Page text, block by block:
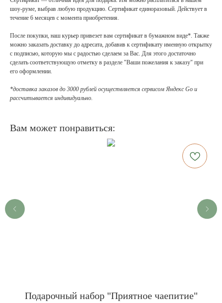
шоу-руме, выбрав любую продукцию. Сертификат единоразовый. Действует в
течение 6 месяцев с момента приобретения.
После покупки, наш курьер привезет вам сертификат в бумажном виде*. Также
можно заказать доставку до адресата, добавив к сертификату именную открытку
с подписью, которую мы с радостью сделаем за Вас. Для этого достаточно
сделать соответствующую отметку в разделе "Ваши пожелания к заказу" при
его оформлении.
*доставка заказов до 3000 рублей осуществляется сервисом Яндекс Go и
рассчитывается индивидуально.
Вам может понравиться:
Подарочный набор "Приятное чаепитие"